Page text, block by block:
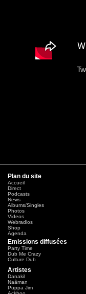
Plan du site
Accueil
Direct
Podcasts
News
Albums/Singles
Photos
Videos
Webradios
Shop
Agenda
Emissions diffusées
Party Time
Dub Me Crazy
Culture Dub
Artistes
Danakil
Naâman
Puppa Jim